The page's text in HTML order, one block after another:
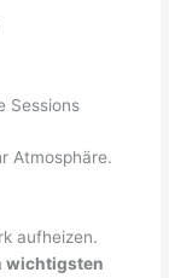
Sessions
Atmosphäre.
aufheizen.
wichtigsten